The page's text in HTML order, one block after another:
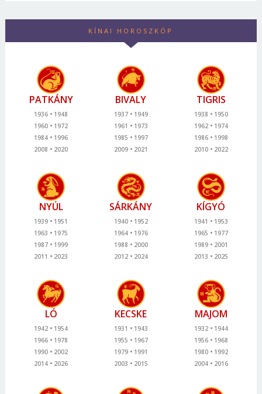
KÍNAI HOROSZKÓP
PATKÁNY
1936
1948
1960
1972
1984
1996
2008
2020
BIVALY
1937
1949
1961
1973
1985
1997
2009
2021
TIGRIS
1938
1950
1962
1974
1986
1998
2010
2022
NYÚL
1939
1951
1963
1975
1987
1999
2011
2023
SÁRKÁNY
1940
1952
1964
1976
1988
2000
2012
2024
KÍGYÓ
1941
1953
1965
1977
1989
2001
2013
2025
LÓ
1942
1954
1966
1978
1990
2002
2014
2026
KECSKE
1931
1943
1955
1967
1979
1991
2003
2015
MAJOM
1932
1944
1956
1968
1980
1992
2004
2016